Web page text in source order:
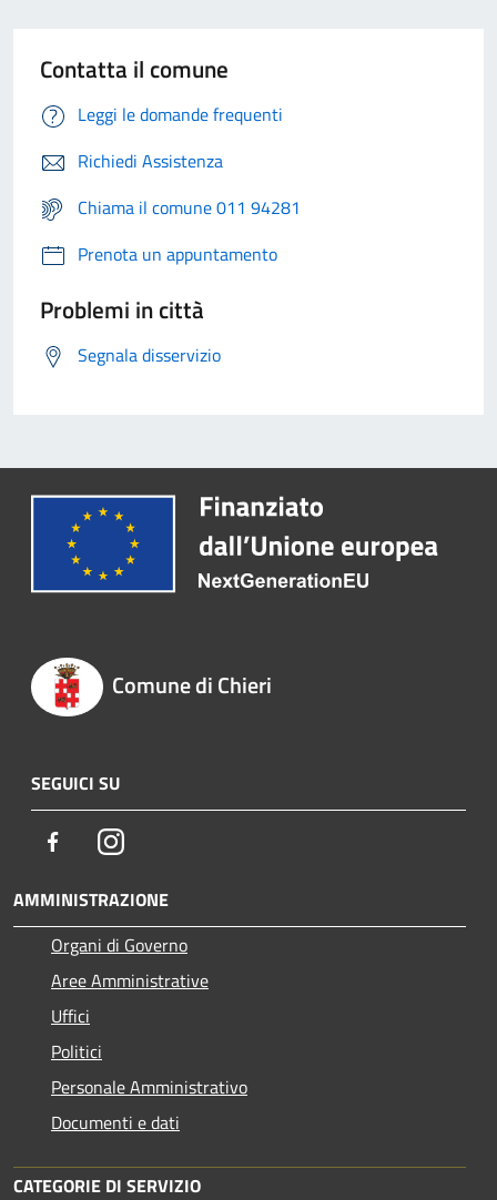
Contatta il comune
Leggi le domande frequenti
Richiedi Assistenza
Chiama il comune 011 94281
Prenota un appuntamento
Problemi in città
Segnala disservizio
Comune di Chieri
SEGUICI SU
FacebookInstagram
AMMINISTRAZIONE
Organi di Governo
Aree Amministrative
Uffici
Politici
Personale Amministrativo
Documenti e dati
CATEGORIE DI SERVIZIO